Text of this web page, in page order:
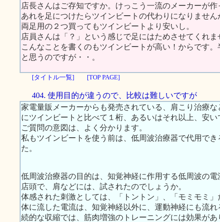
店長さんはご存知ですか。けっこう一流のメーカーが
あれを足につけたらツインビートの代わりになりません
両足用の２つ買ってもツインビートより安いし。
店員さんは「？」という感じで足にはためさせてくれ
こんなことを書くのもツインビートが高い！からです
と思うのですが・・。
[タイトル一覧] [TOP PAGE]
404. 使用目的が違うので、比較は難しいですが
家電量販メーカーからも発売されている、肩こり治療
にツインビートと比べて１桁、あるいはそれ以上、安い
ご質問の意図は、よく分かります。
私もツインビートを使う前は、低周波治療器で代用で
た。
低周波治療器の目的は、知覚神経に作用する低周波の
店頭で、肩などには、試されたのでしょうか。
体感された刺激としては、「トントン」、「モミモミ
体に流した電流は、知覚神経以外に、運動神経にも流
続的な収縮では、筋肉増強のトレーニングには効果があ